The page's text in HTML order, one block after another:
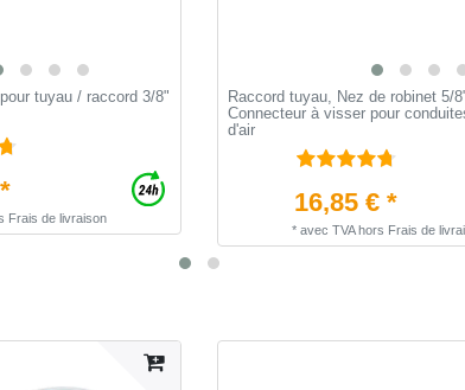
tuyau / raccord 3/8"
Frais de livraison
Raccord tuyau, Nez de robinet 5/
Connecteur à visser pour
d'air
16,85 € *
* avec TVAhors Frais de